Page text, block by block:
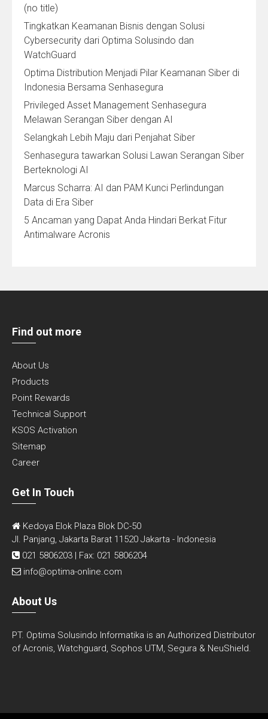
(no title)
Tingkatkan Keamanan Bisnis dengan Solusi
Cybersecurity dari Optima Solusindo dan
WatchGuard
Optima Distribution Menjadi Pilar Keamanan Siber di
Indonesia Bersama Senhasegura
Privileged Asset Management Senhasegura
Melawan Serangan Siber dengan AI
Selangkah Lebih Maju dari Penjahat Siber
Senhasegura tawarkan Solusi Lawan Serangan Siber
Berteknologi AI
Marcus Scharra: AI dan PAM Kunci Perlindungan
Data di Era Siber
5 Ancaman yang Dapat Anda Hindari Berkat Fitur
Antimalware Acronis
Find out more
About Us
Products
Point Rewards
Technical Support
KSOS Activation
Sitemap
Career
Get In Touch
Kedoya Elok Plaza Blok DC-50
Jl. Panjang, Jakarta Barat 11520 Jakarta - Indonesia
021 5806203 | Fax: 021 5806204
info@optima-online.com
About Us
PT. Optima Solusindo Informatika is an Authorized Distributor
of Acronis, Watchguard, Sophos UTM, Segura & NeuShield.